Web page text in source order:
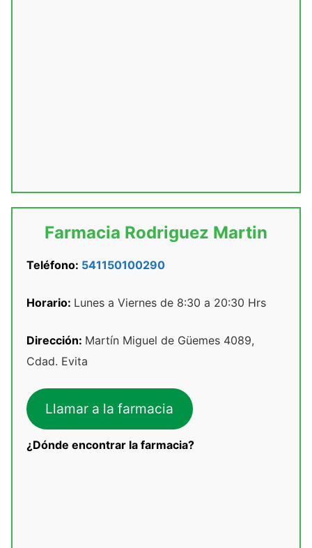
Farmacia Rodriguez Martin
Teléfono: 541150100290
Horario: Lunes a Viernes de 8:30 a 20:30 Hrs
Dirección: Martín Miguel de Güemes 4089,
Cdad. Evita
Llamar a la farmacia
¿Dónde encontrar la farmacia?